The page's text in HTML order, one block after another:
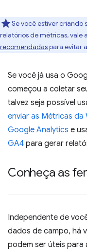
Se você estiver criando
relatórios de métricas, vale
recomendadaspara evitar
Se você já usa o
começou a coletar
talvez seja possível
enviar as Métricas
Google Analytics e
GA4 para gerar
Conheça as
Independente de
dados de campo, há
podem ser úteis para